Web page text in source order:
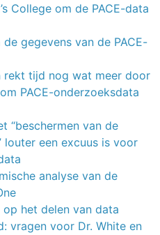
College om de PACE-data
gegevens van de PACE-
rekt tijd nog wat meer door
PACE-onderzoeksdata
“beschermen van de
louter een excuus is voor
analyse van de
het delen van data
vragen voor Dr. White en